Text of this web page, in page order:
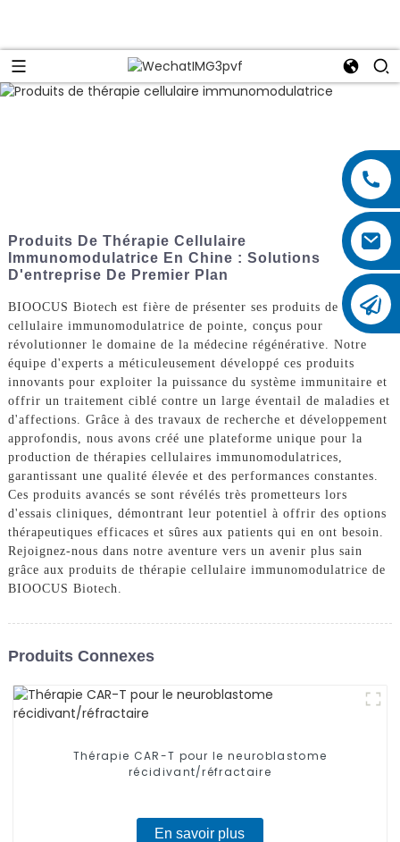
Produits De Thérapie Cellulaire
Immunomodulatrice En Chine : Solutions
D'entreprise De Premier Plan
BIOOCUS Biotech est fière de présenter ses produits de thérapie
cellulaire immunomodulatrice de pointe, conçus pour
révolutionner le domaine de la médecine régénérative. Notre
équipe d'experts a méticuleusement développé ces produits
innovants pour exploiter la puissance du système immunitaire et
offrir un traitement ciblé contre un large éventail de maladies et
d'affections. Grâce à des travaux de recherche et développement
approfondis, nous avons créé une plateforme unique pour la
production de thérapies cellulaires immunomodulatrices,
garantissant une qualité élevée et des performances constantes.
Ces produits avancés se sont révélés très prometteurs lors
d'essais cliniques, démontrant leur potentiel à offrir des options
thérapeutiques efficaces et sûres aux patients qui en ont besoin.
Rejoignez-nous dans notre aventure vers un avenir plus sain
grâce aux produits de thérapie cellulaire immunomodulatrice de
BIOOCUS Biotech.
Produits Connexes
Thérapie CAR-T pour le neuroblastome
récidivant/réfractaire
En savoir plus